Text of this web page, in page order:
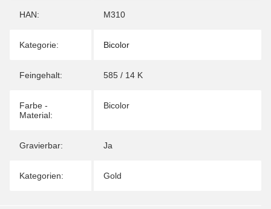
HAN: M310
Kategorie: Bicolor
Feingehalt: 585 / 14 K
Farbe -
Material:
Bicolor
Gravierbar: Ja
Kategorien: Gold